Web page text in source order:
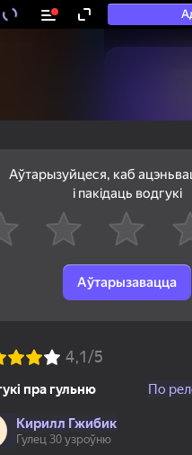
50+
Аўтарызуйцеся, каб
і пакідаць водгукі
Аўтарызавацца